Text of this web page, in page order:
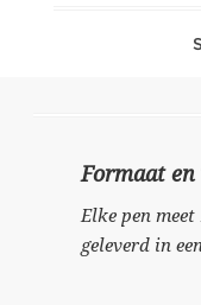
Formaat
Elke pen
geleverd in